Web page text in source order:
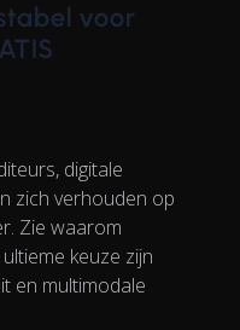
voor
digitale
zich verhouden op
Zie waarom
keuze zijn
en multimodale